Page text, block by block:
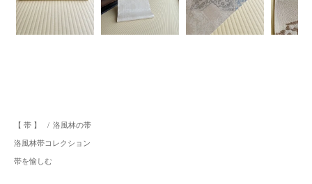
【 帯 】 / 洛風林の帯
洛風林帯コレクション
帯を愉しむ